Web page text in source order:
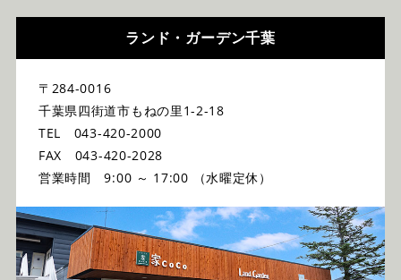
ランド・ガーデン千葉
〒284-0016
千葉県四街道市もねの里1-2-18
TEL 043-420-2000
FAX 043-420-2028
営業時間 9:00 ～ 17:00 （水曜定休）